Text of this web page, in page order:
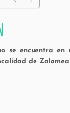
se encuentra
de